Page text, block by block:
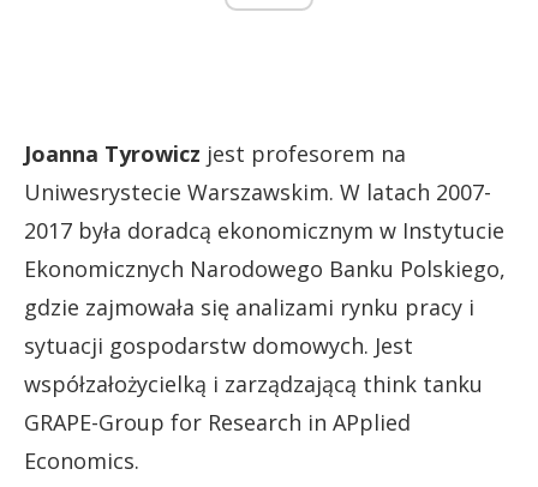
Joanna Tyrowicz jest profesorem na
Uniwesrystecie Warszawskim. W latach 2007-
2017 była doradcą ekonomicznym w Instytucie
Ekonomicznych Narodowego Banku Polskiego,
gdzie zajmowała się analizami rynku pracy i
sytuacji gospodarstw domowych. Jest
współzałożycielką i zarządzającą think tanku
GRAPE-Group for Research in APplied
Economics.